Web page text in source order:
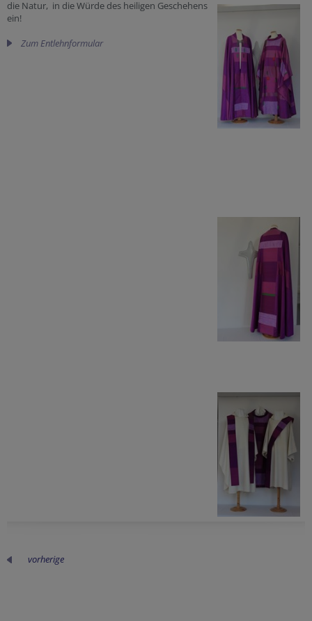
die Natur, in die Würde des heiligen Geschehens
ein!
Zum Entlehnformular
vorherige